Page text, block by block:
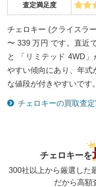
査定満足度
チェロキー (クライスラ
〜 339 万円 です。直近
と 「リミテッド 4WD
やすい傾向にあり、年式
な値段が付きやすいです。
チェロキーの買取査
チェロキーを
300社以上から厳選した
だから高額